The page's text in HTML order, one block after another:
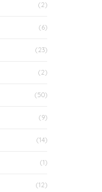
(2)
(6)
(23)
(2)
(50)
(9)
(14)
(1)
(12)